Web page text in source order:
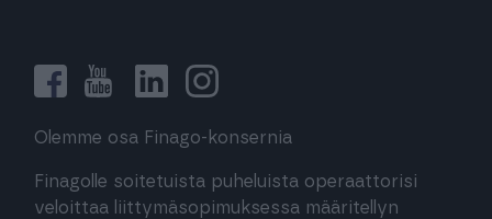
Olemme osa Finago-konsernia
Finagolle soitetuista puheluista operaattorisi
veloittaa liittymäsopimuksessa määritellyn